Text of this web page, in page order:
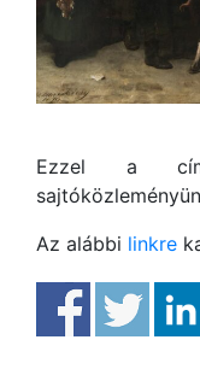
Ezzel a
Az alábbi linkre